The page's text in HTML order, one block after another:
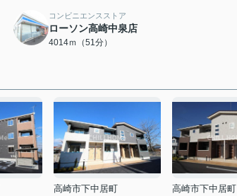
コンビニエンスストア
ローソン高崎中泉店
4014ｍ（51分）
高崎市下中居町
高崎市下中居町